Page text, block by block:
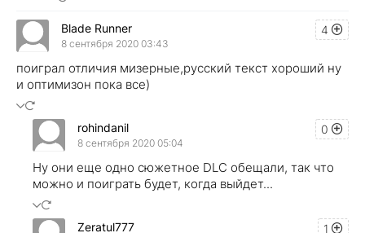
4
Blade Runner
8 сентября 2020 03:43
поиграл отличия мизерные,русский текст хороший ну
и оптимизон пока все)
0
rohindanil
8 сентября 2020 05:04
Ну они еще одно сюжетное DLC обещали, так что
можно и поиграть будет, когда выйдет...
1
Zeratul777